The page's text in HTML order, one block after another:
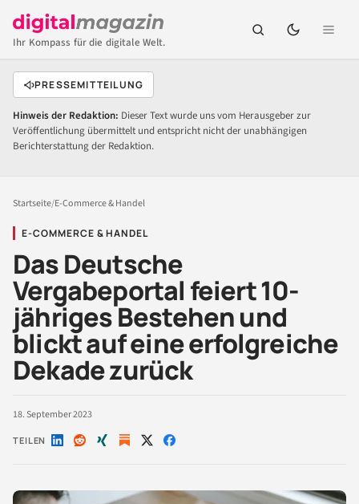
Ihr Kompass für die digitale Welt.
PRESSEMITTEILUNG
Hinweis der Redaktion: Dieser Text wurde uns vom Herausgeber zur
Veröffentlichung übermittelt und entspricht nicht der unabhängigen
Berichterstattung der Redaktion.
Startseite/E-Commerce & Handel
E-COMMERCE & HANDEL
Das Deutsche
Vergabeportal feiert 10-
jähriges Bestehen und
blickt auf eine erfolgreiche
Dekade zurück
18. September 2023
TEILEN Auf Auf Auf Auf Auf